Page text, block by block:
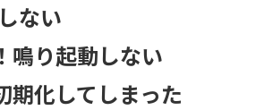
ない
鳴り起動しない
期化してしまった